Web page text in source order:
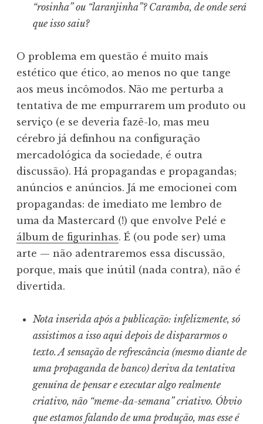
“rosinha” ou “laranjinha”? Caramba, de onde será
que isso saiu?
O problema em questão é muito mais
estético que ético, ao menos no que tange
aos meus incômodos. Não me perturba a
tentativa de me empurrarem um produto ou
serviço (e se deveria fazê-lo, mas meu
cérebro já definhou na configuração
mercadológica da sociedade, é outra
discussão). Há propagandas e propagandas;
anúncios e anúncios. Já me emocionei com
propagandas: de imediato me lembro de
uma da Mastercard (!) que envolve Pelé e
álbum de figurinhas. É (ou pode ser) uma
arte — não adentraremos essa discussão,
porque, mais que inútil (nada contra), não é
divertida.
Nota inserida após a publicação: infelizmente, só
assistimos a isso aqui depois de dispararmos o
texto. A sensação de refrescância (mesmo diante de
uma propaganda de banco) deriva da tentativa
genuína de pensar e executar algo realmente
criativo, não “meme-da-semana” criativo. Óbvio
que estamos falando de uma produção, mas esse é